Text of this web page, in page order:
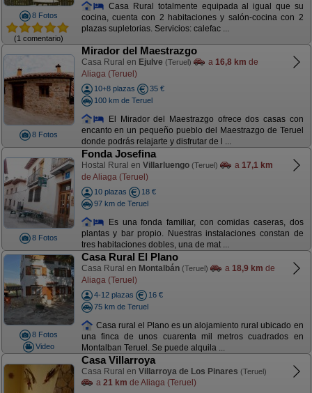
8 Fotos
(1 comentario)
Casa Rural totalmente equipada al igual que su
cocina, cuenta con 2 habitaciones y salón-cocina con 2
plazas supletorias. Servicios: calefac ...
8 Fotos
Mirador del Maestrazgo
Casa Rural en Ejulve (Teruel) a 16,8 km de
Aliaga (Teruel)
10+8 plazas
35 €
100 km de Teruel
El Mirador del Maestrazgo ofrece dos casas con
encanto en un pequeño pueblo del Maestrazgo de Teruel
donde podrás relajarte y disfrutar de l ...
8 Fotos
Fonda Josefina
Hostal Rural en Villarluengo (Teruel) a 17,1 km
de Aliaga (Teruel)
10 plazas
18 €
97 km de Teruel
Es una fonda familiar, con comidas caseras, dos
plantas y bar propio. Nuestras instalaciones constan de
tres habitaciones dobles, una de mat ...
8 Fotos
Video
Casa Rural El Plano
Casa Rural en Montalbán (Teruel) a 18,9 km de
Aliaga (Teruel)
4-12 plazas
16 €
75 km de Teruel
Casa rural el Plano es un alojamiento rural ubicado en
una finca de unos cuarenta mil metros cuadrados en
Montalban Teruel. Se puede alquila ...
Casa Villarroya
Casa Rural en Villarroya de Los Pinares (Teruel)
a 21 km de Aliaga (Teruel)